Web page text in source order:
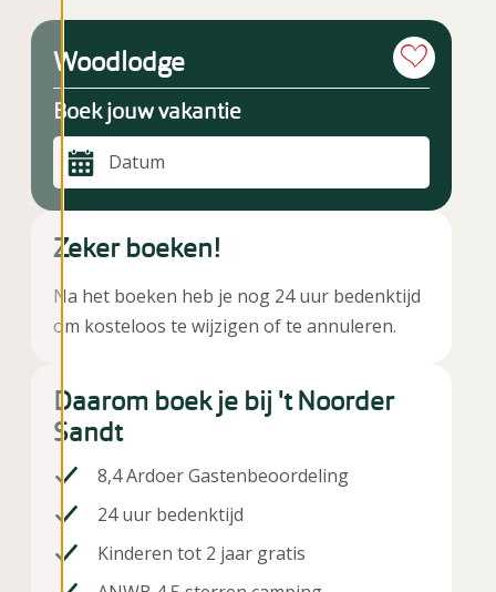
Woodlodge
Boek jouw vakantie
Datum
Zeker boeken!
Na het boeken heb je nog 24 uur bedenktijd
om kosteloos te wijzigen of te annuleren.
Daarom boek je bij 't Noorder
Sandt
8,4 Ardoer Gastenbeoordeling
24 uur bedenktijd
Kinderen tot 2 jaar gratis